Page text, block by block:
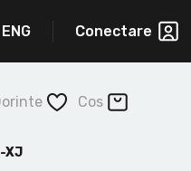
ENG Conectare
Cos
XJ